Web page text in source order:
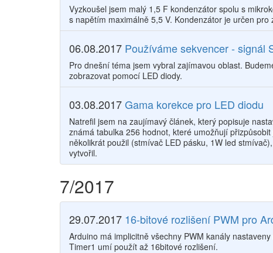
Vyzkoušel jsem malý 1,5 F kondenzátor spolu s
s napětím maximálně 5,5 V. Kondenzátor je určen
06.08.2017 Používáme sekvencer - signál
Pro dnešní téma jsem vybral zajímavou oblast.
zobrazovat pomocí LED diody.
03.08.2017Gama korekce pro LED diodu
Natrefil jsem na zaujímavý článek, který popisuje
známá tabulka 256 hodnot, které umožňují
několikrát použil (stmívač LED pásku, 1W led
vytvořil.
7/2017
29.07.2017 16-bitové rozlišení PWM pro
Arduino má implicitně všechny PWM kanály
Timer1 umí použít až 16bitové rozlišení.